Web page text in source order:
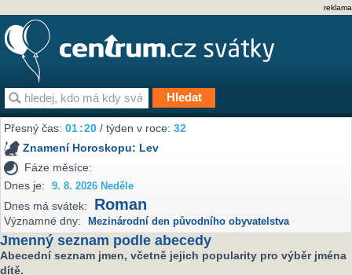
reklama
Přesný čas:01:20 / týden v roce:32
Znamení Horoskopu: Lev
Fáze měsíce:
Dnes je:
9. 8. 2026 Neděle
Dnes má svátek: Roman
Významné dny: Mezinárodní den původního obyvatelstva
Jmenný seznam podle abecedy
Abecední seznam jmen, včetně jejich popularity pro výběr jména
dítě.